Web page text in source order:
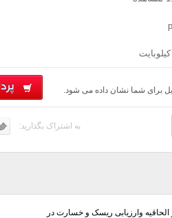
برای شما نشان داده می شود.
به اشتراک بگذارید:
الحاقیه وارزیابی ریسک و خسارت در